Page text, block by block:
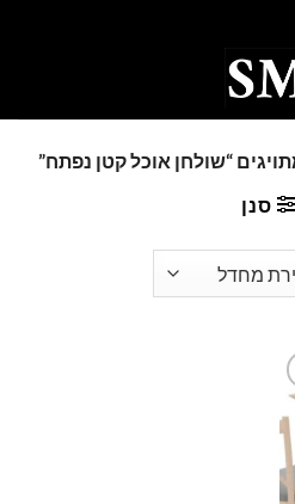
“שולחן אוכל קטן נפתח”
סנן